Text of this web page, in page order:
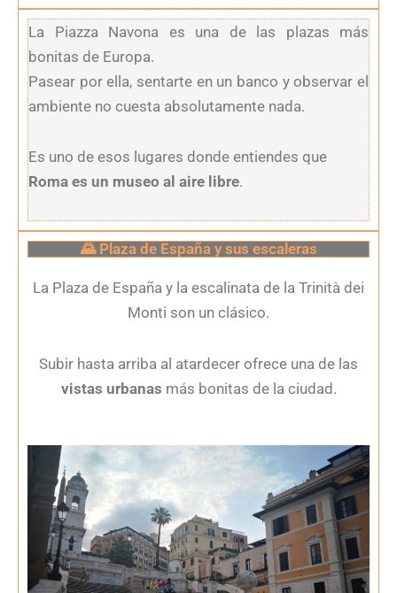
La Piazza Navona es una de las plazas más
bonitas de Europa.
Pasear por ella, sentarte en un banco y observar el
ambiente no cuesta absolutamente nada.
Es uno de esos lugares donde entiendes que
Roma es un museo al aire libre.
🌄 Plaza de España y sus escaleras
La Plaza de España y la escalinata de la Trinità dei
Monti son un clásico.
Subir hasta arriba al atardecer ofrece una de las
vistas urbanas más bonitas de la ciudad.